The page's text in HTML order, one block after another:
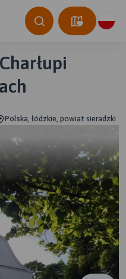
Polska, łódzkie, powiat sieradzki